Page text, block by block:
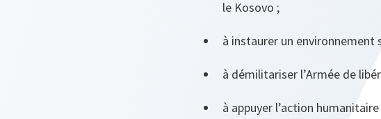
le Kosovo ;
à instaurer un environnement
à démilitariser l’Armée de
à appuyer l’action